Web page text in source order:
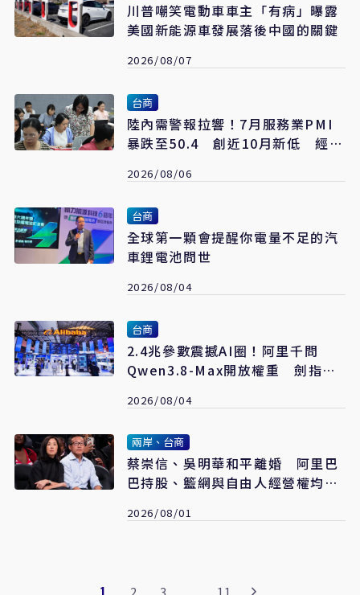
川普嘲笑電動車車主「有病」曝露
美國新能源車發展落後中國的關鍵
2026/08/07
台商
陸內需警報拉響！7月服務業PMI
暴跌至50.4 創近10月新低 經濟
2026/08/06
台商
全球第一顆會提醒你電量不足的汽
車鋰電池問世
2026/08/04
台商
2.4兆參數震撼AI圈！阿里千問
Qwen3.8-Max開放權重 劍指全
2026/08/04
兩岸、台商
蔡崇信、吳明華和平離婚 阿里巴
巴持股、籃網與自由人經營權均不
2026/08/01